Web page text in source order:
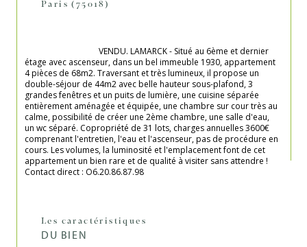
Paris (75018)
étage avec ascenseur, dans un bel immeuble 1930, appartement
4 pièces de 68m2. Traversant et très lumineux, il propose un
double-séjour de 44m2 avec belle hauteur sous-plafond, 3
grandes fenêtres et un puits de lumière, une cuisine séparée
entièrement aménagée et équipée, une chambre sur cour très au
calme, possibilité de créer une 2ème chambre, une salle d'eau,
un wc séparé. Copropriété de 31 lots, charges annuelles 3600€
comprenant l'entretien, l'eau et l'ascenseur, pas de procédure en
cours. Les volumes, la luminosité et l'emplacement font de cet
appartement un bien rare et de qualité à visiter sans attendre !
Contact direct : O6.20.86.87.98
Les caractéristiques
DU BIEN